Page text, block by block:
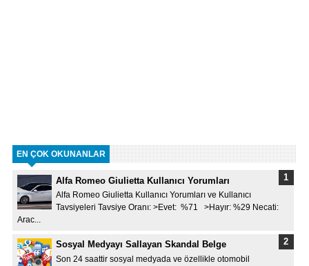
EN ÇOK OKUNANLAR
Alfa Romeo Giulietta Kullanıcı Yorumları
Alfa Romeo Giulietta Kullanıcı Yorumları ve Kullanıcı
Tavsiyeleri Tavsiye Oranı: >Evet: %71 >Hayır: %29 Necati:
Arac...
Sosyal Medyayı Sallayan Skandal Belge
Son 24 saattir sosyal medyada ve özellikle otomobil